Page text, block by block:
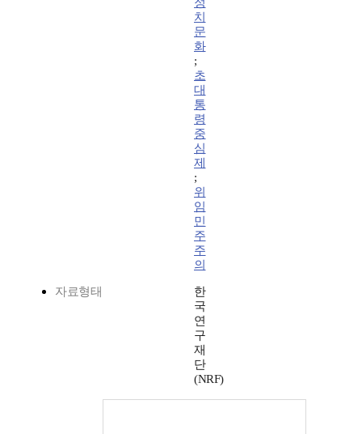
정
치
문
화
;
초
대
통
령
중
심
제
;
위
임
민
주
주
의
자료형태
한
국
연
구
재
단
(NRF)